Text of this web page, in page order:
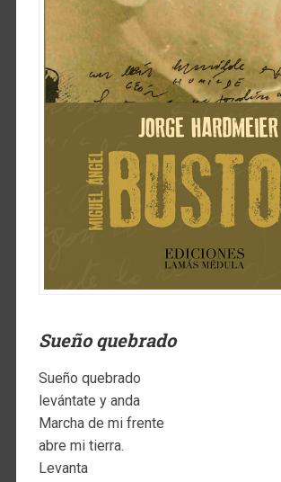
Sueño quebrado
Sueño quebrado
levántate y anda
Marcha de mi frente
abre mi tierra.
Levanta